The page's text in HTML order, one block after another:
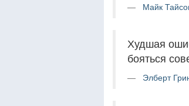
Майк
Худшая
бояться
Элберт